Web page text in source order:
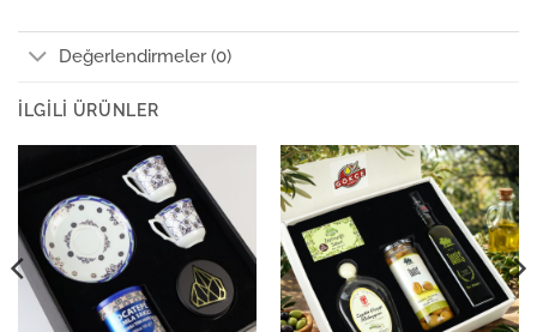
Değerlendirmeler (0)
İLGILI ÜRÜNLER